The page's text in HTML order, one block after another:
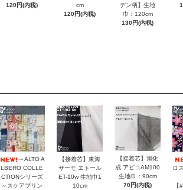
120円(内税)
cm
120円(内税)
デン柄】生地
巾：120cm
130円(内税)
～ALTO A
LBERO COLLE
CTIONシリーズ
～スケアプリン
【接着芯】東海
サーモ エトール
ET-10w 生地巾1
10cm
【接着芯】旭化
成 アピコAM100
生地巾：90cm
70円(内税)
ロ
【